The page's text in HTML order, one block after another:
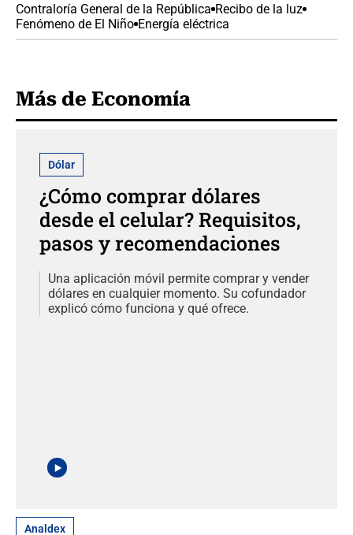
Contraloría General de la República Recibo de la luz
Fenómeno de El Niño Energía eléctrica
Más de Economía
Dólar
¿Cómo comprar dólares
desde el celular? Requisitos,
pasos y recomendaciones
Una aplicación móvil permite comprar y vender
dólares en cualquier momento. Su cofundador
explicó cómo funciona y qué ofrece.
Analdex